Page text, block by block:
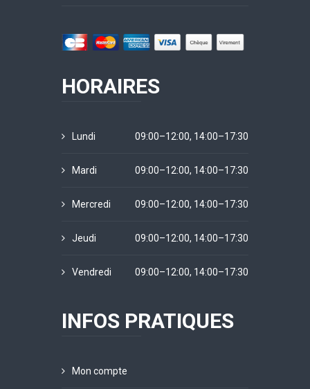
HORAIRES
Lundi 09:00–12:00, 14:00–17:30
Mardi 09:00–12:00, 14:00–17:30
Mercredi 09:00–12:00, 14:00–17:30
Jeudi 09:00–12:00, 14:00–17:30
Vendredi 09:00–12:00, 14:00–17:30
INFOS PRATIQUES
Mon compte